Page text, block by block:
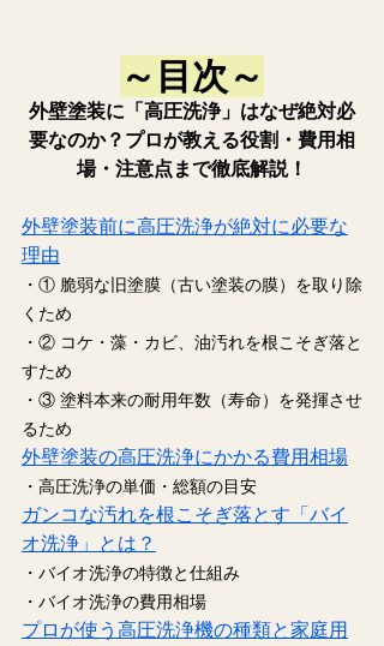
～目次～
外壁塗装に「高圧洗浄」はなぜ絶対必
要なのか？プロが教える役割・費用相
場・注意点まで徹底解説！
外壁塗装前に高圧洗浄が絶対に必要な
理由
・① 脆弱な旧塗膜（古い塗装の膜）を取り除
くため
・② コケ・藻・カビ、油汚れを根こそぎ落と
すため
・③ 塗料本来の耐用年数（寿命）を発揮させ
るため
外壁塗装の高圧洗浄にかかる費用相場
・高圧洗浄の単価・総額の目安
ガンコな汚れを根こそぎ落とす「バイ
オ洗浄」とは？
・バイオ洗浄の特徴と仕組み
・バイオ洗浄の費用相場
プロが使う高圧洗浄機の種類と家庭用